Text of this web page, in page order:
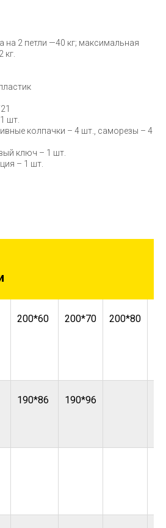
на 2 петли —40 кг; максимальная
кг.
шт.
колпачки – 4 шт., саморезы – 4
ключ – 1 шт.
– 1 шт.
200*60 200*70 200*80
190*86 190*96